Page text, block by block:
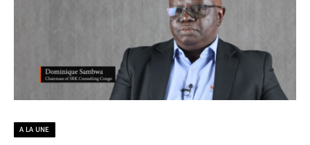
A LA UNE